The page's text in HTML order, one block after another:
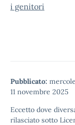
i genitori
Pubblicato:
11 novembre 2025
Eccetto dove
rilasciato sotto